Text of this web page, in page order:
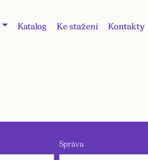
Katalog Ke stažení Kontakty
Správa